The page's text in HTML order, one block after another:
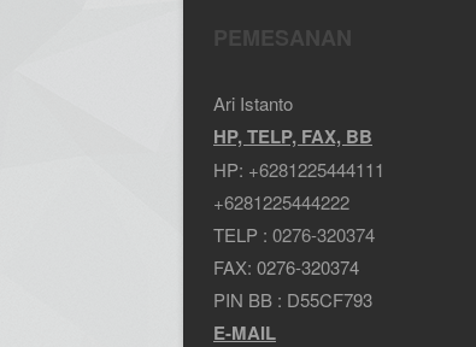
PEMESANAN
Ari Istanto
HP, TELP, FAX, BB
HP: +6281225444111
+6281225444222
TELP : 0276-320374
FAX: 0276-320374
PIN BB : D55CF793
E-MAIL